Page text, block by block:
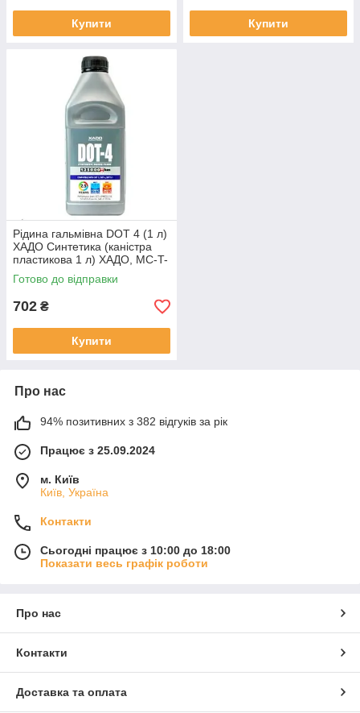
Купити Купити
Рідина гальмівна DOT 4 (1 л)
ХАДО Синтетика (каністра
пластикова 1 л) ХАДО, MC-T-
2243439
Готово до відправки
702 ₴
Купити
Про нас
94% позитивних з 382 відгуків за рік
Працює з 25.09.2024
м. Київ
Київ, Україна
Контакти
Сьогодні працює з 10:00 до 18:00
Показати весь графік роботи
Про нас
Контакти
Доставка та оплата